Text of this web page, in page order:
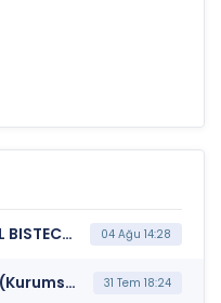
***CEMZY*** BORSA İSTANBUL BISTECH DEVRE KESİCİ UYGULAMASI (Pay Bazında Devre Kesici Bildirimi) 04 Ağu 14:28
***CEMZY*** CEM ZEYTİN A.Ş. (Kurumsal Yönetim Bilgi Formu (Güncelleme) - Yönetim Kurulu-2) 31 Tem 18:24